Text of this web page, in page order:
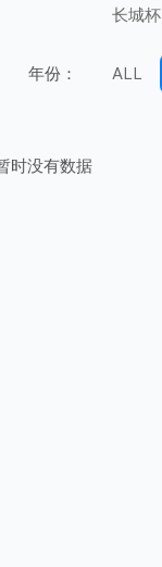
长城杯
年份： ALL
时没有数据